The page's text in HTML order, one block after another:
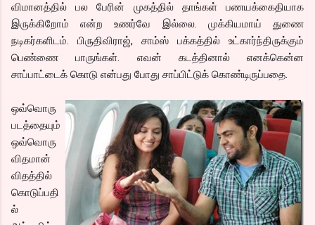
விமானத்தில் பல பேரின் முகத்தில் தாங்கள் பணயக்கைதியாக
இருக்கிறோம் என்ற உணர்வே இல்லை. முக்கியமாய் துணை
நடிகர்களிடம். பிருதிவிராஜ், சாம்ஸ் பக்கத்தில் உட்கார்ந்திருக்கும்
பெண்ணை பாருங்கள். எவன் கடத்தினால் எனக்கென்ன
சாப்பாட்டைக் கொடு என்பது போது சாப்பிட்டுக் கொண்டிருப்பதை.
ஒவ்வொரு
படத்தையும்
ஒவ்வொரு
விதமான்
விதத்தில்
கொடுப்பதி
ல்